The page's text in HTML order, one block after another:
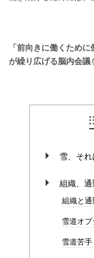
「前向きに働くため
が繰り広げる脳内会議
雪、そ
組織、
組織と
雪道オ
雪道苦